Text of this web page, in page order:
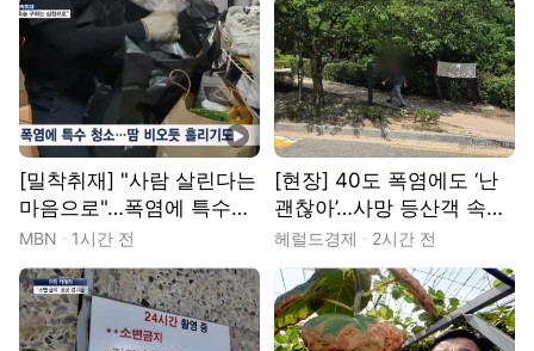
[밀착취재] "사람 살린다는
마음으로"…폭염에 특수청
소 현장 가보니
MBN 1시간 전
[현장] 40도 폭염에도 ‘난
괜찮아’…사망 등산객 속출
에도 끊이지 않는 산행 [세
상&]
헤럴드경제 2시간 전